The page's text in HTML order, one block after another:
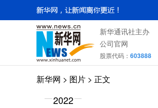
新华通讯社主办
公司官网
股票代码： 603888
新华网 > 图片 > 正文
2022